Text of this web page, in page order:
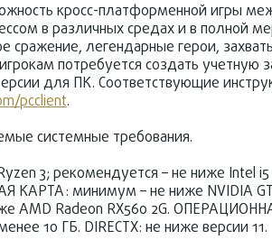
кросс-платформенной игры
в различных средах и в полной
сражение, легендарные герои,
потребуется создать учетную
для ПК. Соответствующие
pcclient.
системные требования.
3; рекомендуется – не ниже Intel
КАРТА: минимум – не ниже NVIDIA
AMD Radeon RX560 2G.
10 ГБ. DIRECTX: не ниже версии 11.